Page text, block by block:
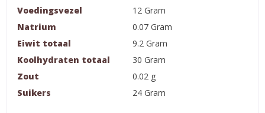
Voedingsvezel
12 Gram
Natrium
0.07 Gram
Eiwit totaal
9.2 Gram
Koolhydraten totaal
30 Gram
Zout
0.02 g
Suikers
24 Gram